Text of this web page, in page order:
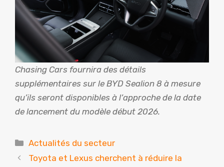
Chasing Cars fournira des détails
supplémentaires sur le BYD Sealion 8 à mesure
qu’ils seront disponibles à l’approche de la date
de lancement du modèle début 2026.
Catégories
Actualités du secteur
Toyota et Lexus cherchent à réduire la